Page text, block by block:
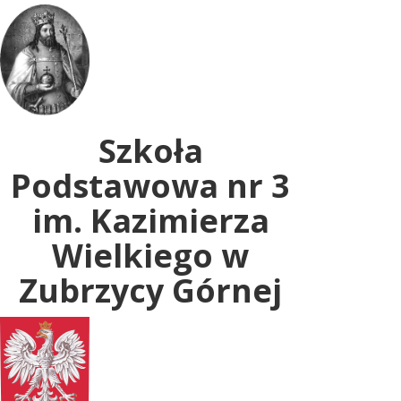
Uwaga:
ta
witryna
zawiera
system
dostępności.
Szkoła
Podstawowa nr 3
im. Kazimierza
Wielkiego w
Zubrzycy Górnej